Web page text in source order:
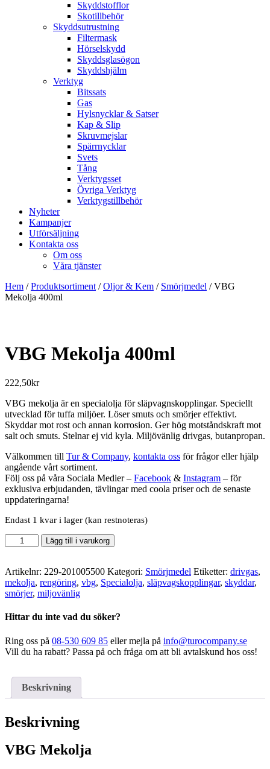
Skyddstofflor
Skotillbehör
Skyddsutrustning
Filtermask
Hörselskydd
Skyddsglasögon
Skyddshjälm
Verktyg
Bitssats
Gas
Hylsnycklar & Satser
Kap & Slip
Skruvmejslar
Spärrnycklar
Svets
Tång
Verktygsset
Övriga Verktyg
Verktygstillbehör
Nyheter
Kampanjer
Utförsäljning
Kontakta oss
Om oss
Våra tjänster
Hem /Produktsortiment /Oljor & Kem / Smörjmedel / VBG
Mekolja 400ml
VBG Mekolja 400ml
222,50kr
VBG mekolja är en specialolja för släpvagnskopplingar. Speciellt
utvecklad för tuffa miljöer. Löser smuts och smörjer effektivt.
Skyddar mot rost och annan korrosion. Ger hög motståndskraft mot
salt och smuts. Stelnar ej vid kyla. Miljövänlig drivgas, butanpropan.
Välkommen till Tur & Company, kontakta oss för frågor eller hjälp
angående vårt sortiment.
Följ oss på våra Sociala Medier – Facebook & Instagram – för
exklusiva erbjudanden, tävlingar med coola priser och de senaste
uppdateringarna!
Endast 1 kvar i lager (kan restnoteras)
VBG
Mekolja
mängd
Lägg till i varukorg
Artikelnr: 229-201005500 Kategori: Smörjmedel Etiketter: drivgas,
mekolja, rengöring, vbg, Specialolja, släpvagskopplingar, skyddar,
smörjer, miljovänlig
Hittar du inte vad du söker?
Ring oss på 08-530 609 85 eller mejla på info@turocompany.se
Vill du ha rabatt? Passa på och fråga om att bli avtalskund hos oss!
Beskrivning
Beskrivning
VBG Mekolja